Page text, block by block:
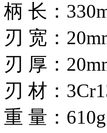
柄 长：
刃 宽：
刃 厚：
刃 材：
重 量：